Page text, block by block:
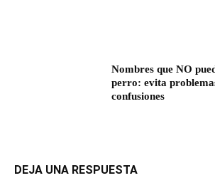
Nombres que NO
perro: evita
confusiones
DEJA UNA RESPUESTA